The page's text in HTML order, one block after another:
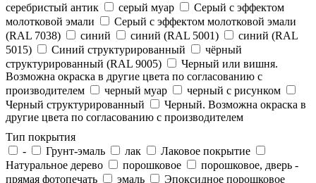
серебристый антик
серый муар
Серый с эффектом
молотковой эмали
Серый с эффектом молотковой эмали
(RAL 7038)
синий синий (RAL 5001)
синий (RAL
5015)
Синий структурированный
чёрный
структурированный (RAL 9005)
Черный или вишня.
Возможна окраска в другие цвета по согласованию с
производителем
черный муар
черный с рисунком
Черный структурированный
Черный. Возможна окраска в
другие цвета по согласованию с производителем
Тип покрытия
-
Грунт-эмаль лак
Лаковое покрытие
Натуральное дерево
порошковое
порошковое, дверь -
прямая фотопечать
эмаль Эпоксидное порошковое